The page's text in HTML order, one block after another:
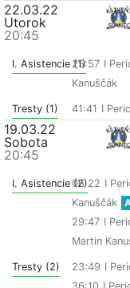
22.03.22
Utorok
20:45
I. Asistencie (1)25:57 I
Kanuščák
Tresty (1) 41:41 I
19.03.22
Sobota
20:45
I. Asistencie (2)06:22 I
Kanuščák
29:47 I
Martin
Tresty (2) 23:49 I